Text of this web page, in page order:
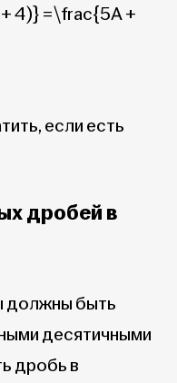
4)} =\frac{5A +
если есть
дробей в
должны быть
десятичными
дробь в